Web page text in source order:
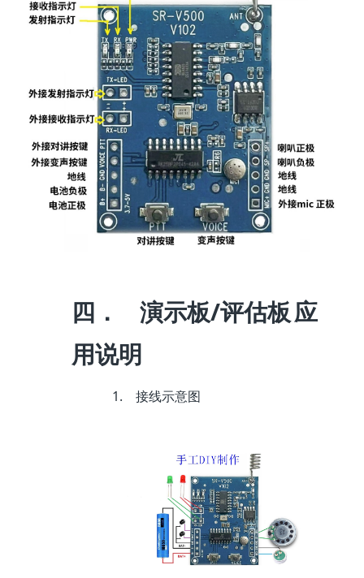
四． 演示板/评估板 应
用说明
1. 接线示意图